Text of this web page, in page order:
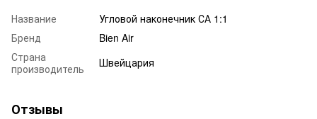
Название
Угловой наконечник СА 1:1
Бренд
Bien Air
Страна
производитель
Швейцария
Отзывы